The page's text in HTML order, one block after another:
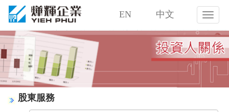
燁
輝
企
業
股
份
限
司
EN 中文
股東服務